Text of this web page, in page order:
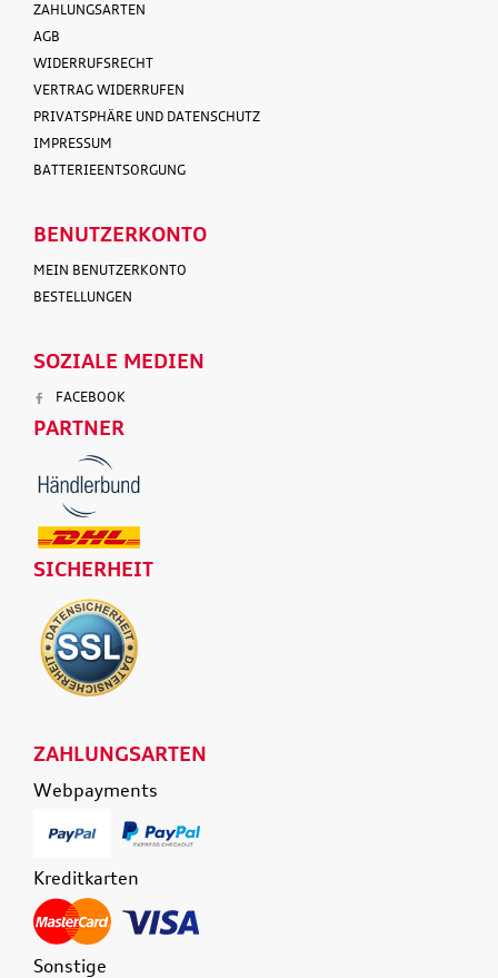
ZAHLUNGSARTEN
AGB
WIDERRUFSRECHT
VERTRAG WIDERRUFEN
PRIVATSPHÄRE UND DATENSCHUTZ
IMPRESSUM
BATTERIEENTSORGUNG
BENUTZERKONTO
MEIN BENUTZERKONTO
BESTELLUNGEN
SOZIALE MEDIEN
FACEBOOK
PARTNER
SICHERHEIT
ZAHLUNGSARTEN
Webpayments
Kreditkarten
Sonstige